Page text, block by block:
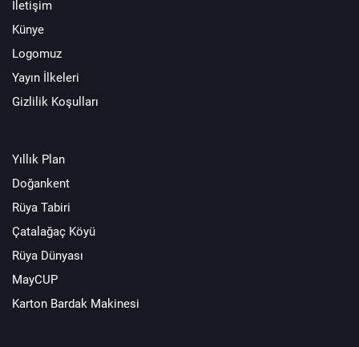
İletişim
Künye
Logomuz
Yayın İlkeleri
Gizlilik Koşulları
Yıllık Plan
Doğankent
Rüya Tabiri
Çatalağaç Köyü
Rüya Dünyası
MayCUP
Karton Bardak Makinesi